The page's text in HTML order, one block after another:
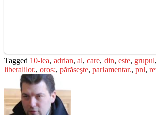
Tagged 10-lea, adrian, al, care, din, este, grupul,
liberalilor., oros:, părăseşte, parlamentar., pnl,